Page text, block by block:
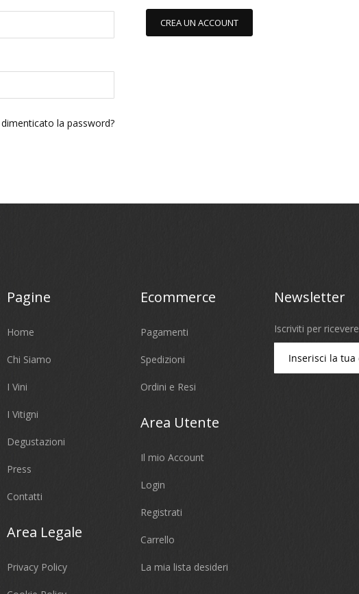
dimenticato la password?
CREA UN ACCOUNT
Pagine
Home
Chi Siamo
I Vini
I Vitigni
Degustazioni
Press
Contatti
Area Legale
Privacy Policy
Ecommerce
Pagamenti
Spedizioni
Ordini e Resi
Area Utente
Il mio Account
Login
Registrati
Carrello
La mia lista desideri
Newsletter
Iscriviti per